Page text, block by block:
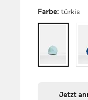
Farbe:türkis
Jetzt